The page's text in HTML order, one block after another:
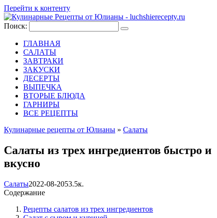
Перейти к контенту
Поиск:
ГЛАВНАЯ
САЛАТЫ
ЗАВТРАКИ
ЗАКУСКИ
ДЕСЕРТЫ
ВЫПЕЧКА
ВТОРЫЕ БЛЮДА
ГАРНИРЫ
ВСЕ РЕЦЕПТЫ
Кулинарные рецепты от Юлианы » Салаты
Салаты из трех ингредиентов быстро и
вкусно
Салаты2022-08-2053.5к.
Содержание
Рецепты салатов из трех ингредиентов